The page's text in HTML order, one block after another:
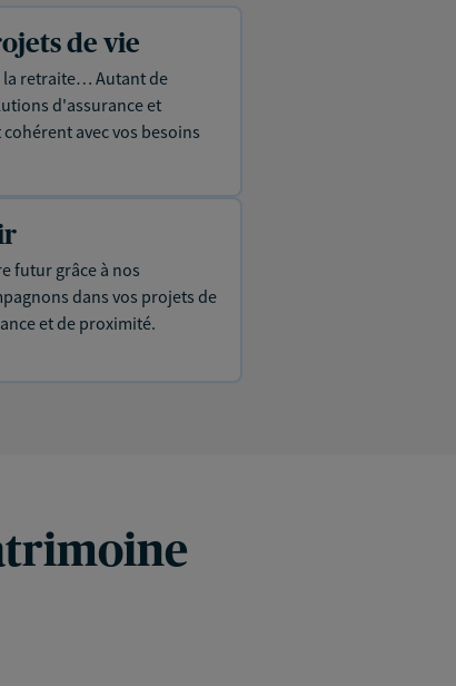
de vie
la retraite… Autant de
d'assurance et
avec vos besoins
futur grâce à nos
dans vos projets de
et de proximité.